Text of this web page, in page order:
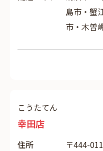
島市・蟹
市・木曽
こうたてん
幸田店
住所
〒444-